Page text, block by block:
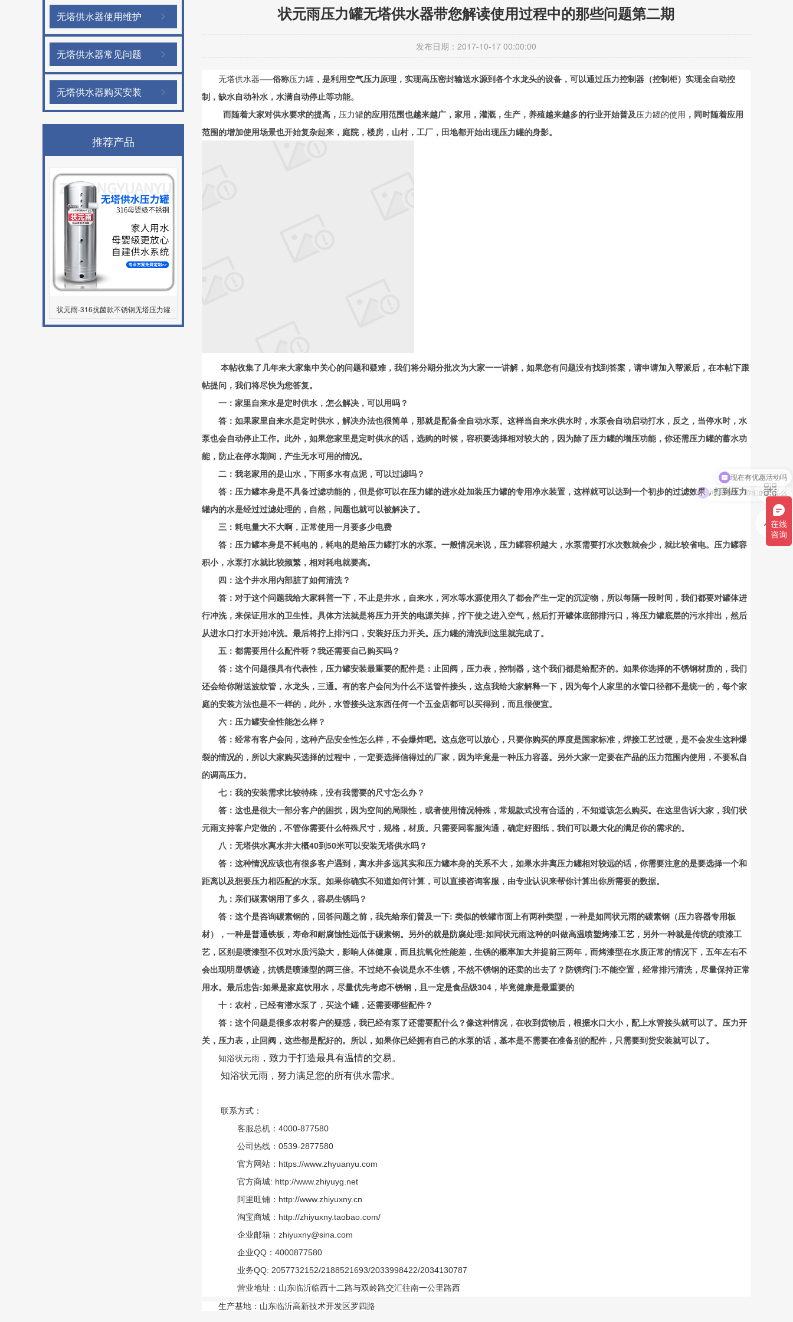
无塔供水器使用维护
无塔供水器常见问题
无塔供水器购买安装
推荐产品
状元雨-316抗菌款不锈钢无塔压力罐
状元雨压力罐无塔供水器带您解读使用过程中的那些问题第二期
发布日期：2017-10-17 00:00:00
无塔供水器—–俗称压力罐 ，是利用空气压力原理，实现高压密封输送水源到各个水龙头的设备，可以通过压力控制器（控制柜）实现全自动控
制，缺水自动补水，水满自动停止等功能。
而随着大家对供水要求的提高， 压力罐的应用范围也越来越广，家用，灌溉，生产，养殖越来越多的行业开始普及压力罐的使用 ，同时随着应用
范围的增加使用场景也开始复杂起来，庭院，楼房，山村，工厂，田地都开始出现压力罐的身影。
本帖收集了几年来大家集中关心的问题和疑难，我们将分期分批次为大家一一讲解，如果您有问题没有找到答案，请申请加入帮派后，在本帖下跟
帖提问，我们将尽快为您答复。
一：家里自来水是定时供水，怎么解决，可以用吗？
答：如果家里自来水是定时供水，解决办法也很简单，那就是配备全自动水泵。这样当自来水供水时，水泵会自动启动打水，反之，当停水时，水
泵也会自动停止工作。此外，如果您家里是定时供水的话，选购的时候，容积要选择相对较大的，因为除了压力罐的增压功能，你还需压力罐的蓄水功
能，防止在停水期间，产生无水可用的情况。
二：我老家用的是山水，下雨多水有点泥，可以过滤吗？
答：压力罐本身是不具备过滤功能的，但是你可以在压力罐的进水处加装压力罐的专用净水装置，这样就可以达到一个初步的过滤效果，打到压力
罐内的水是经过过滤处理的，自然，问题也就可以被解决了。
三：耗电量大不大啊，正常使用一月要多少电费
答：压力罐本身是不耗电的，耗电的是给压力罐打水的水泵。一般情况来说，压力罐容积越大，水泵需要打水次数就会少，就比较省电。压力罐容
积小，水泵打水就比较频繁，相对耗电就要高。
四：这个井水用内部脏了如何清洗？
答：对于这个问题我给大家科普一下，不止是井水，自来水，河水等水源使用久了都会产生一定的沉淀物，所以每隔一段时间，我们都要对罐体进
行冲洗，来保证用水的卫生性。具体方法就是将压力开关的电源关掉，拧下使之进入空气，然后打开罐体底部排污口，将压力罐底层的污水排出，然后
从进水口打水开始冲洗。最后将拧上排污口，安装好压力开关。压力罐的清洗到这里就完成了。
五：都需要用什么配件呀？我还需要自己购买吗？
答：这个问题很具有代表性，压力罐安装最重要的配件是：止回阀，压力表，控制器，这个我们都是给配齐的。如果你选择的不锈钢材质的，我们
还会给你附送波纹管，水龙头，三通。有的客户会问为什么不送管件接头，这点我给大家解释一下，因为每个人家里的水管口径都不是统一的，每个家
庭的安装方法也是不一样的，此外，水管接头这东西任何一个五金店都可以买得到，而且很便宜。
六：压力罐安全性能怎么样？
答：经常有客户会问，这种产品安全性怎么样，不会爆炸吧。这点您可以放心，只要你购买的厚度是国家标准，焊接工艺过硬，是不会发生这种爆
裂的情况的，所以大家购买选择的过程中，一定要选择信得过的厂家，因为毕竟是一种压力容器。另外大家一定要在产品的压力范围内使用，不要私自
的调高压力。
七：我的安装需求比较特殊，没有我需要的尺寸怎么办？
答：这也是很大一部分客户的困扰，因为空间的局限性，或者使用情况特殊，常规款式没有合适的，不知道该怎么购买。在这里告诉大家，我们状
元雨支持客户定做的，不管你需要什么特殊尺寸，规格，材质。只需要同客服沟通，确定好图纸，我们可以最大化的满足你的需求的。
八：无塔供水离水井大概40到50米可以安装无塔供水吗？
答：这种情况应该也有很多客户遇到，离水井多远其实和压力罐本身的关系不大，如果水井离压力罐相对较远的话，你需要注意的是要选择一个和
距离以及想要压力相匹配的水泵。如果你确实不知道如何计算，可以直接咨询客服，由专业认识来帮你计算出你所需要的数据。
九：亲们碳素钢用了多久，容易生锈吗？
答：这个是咨询碳素钢的，回答问题之前，我先给亲们普及一下: 类似的铁罐市面上有两种类型，一种是如同状元雨的碳素钢（压力容器专用板
材），一种是普通铁板，寿命和耐腐蚀性远低于碳素钢。另外的就是防腐处理:如同状元雨这种的叫做高温喷塑烤漆工艺，另外一种就是传统的喷漆工
艺，区别是喷漆型不仅对水质污染大，影响人体健康，而且抗氧化性能差，生锈的概率加大并提前三两年，而烤漆型在水质正常的情况下，五年左右不
会出现明显锈迹，抗锈是喷漆型的两三倍。不过绝不会说是永不生锈，不然不锈钢的还卖的出去了？防锈窍门:不能空置，经常排污清洗，尽量保持正常
用水。最后忠告:如果是家庭饮用水，尽量优先考虑不锈钢，且一定是食品级304，毕竟健康是最重要的
十：农村，已经有潜水泵了，买这个罐，还需要哪些配件？
答：这个问题是很多农村客户的疑惑，我已经有泵了还需要配什么？像这种情况，在收到货物后，根据水口大小，配上水管接头就可以了。压力开
关，压力表，止回阀，这些都是配好的。所以，如果你已经拥有自己的水泵的话，基本是不需要在准备别的配件，只需要到货安装就可以了。
知浴状元雨 ，致力于打造最具有温情的交易。
知浴状元雨 ，努力满足您的所有供水需求。
联系方式：
客服总机：4000-877580
公司热线：0539-2877580
官方网站：https://www.zhyuanyu.com
官方商城: http://www.zhiyuyg.net
阿里旺铺：http://www.zhiyuxny.cn
淘宝商城：http://zhiyuxny.taobao.com/
企业邮箱：zhiyuxny@sina.com
企业QQ：4000877580
业务QQ: 2057732152/2188521693/2033998422/2034130787
营业地址：山东临沂临西十二路与双岭路交汇往南一公里路西
生产基地：山东临沂高新技术开发区罗四路
可以介绍下你们的产品么